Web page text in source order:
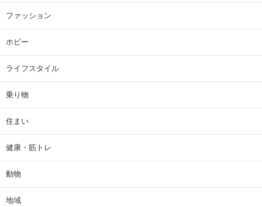
ファッション
ホビー
ライフスタイル
乗り物
住まい
健康・筋トレ
動物
地域